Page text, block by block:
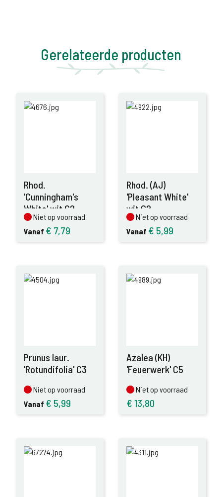
Gerelateerde producten
Rhod.
'Cunningham's
White' wit C2
Niet op voorraad
Niet op voorraad
Vanaf € 7,79
Rhod. (AJ)
'Pleasant White'
wit C2
Niet op voorraad
Niet op voorraad
Vanaf € 5,99
Prunus laur.
'Rotundifolia' C3
Niet op voorraad
Niet op voorraad
Vanaf € 5,99
Azalea (KH)
'Feuerwerk' C5
Niet op voorraad
Niet op voorraad
€ 13,80